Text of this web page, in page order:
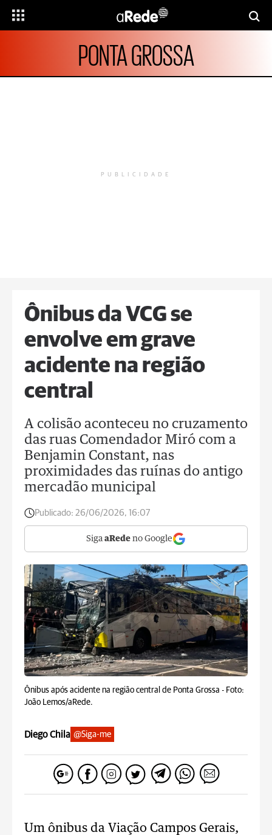
PONTA GROSSA
PUBLICIDADE
Ônibus da VCG se
envolve em grave
acidente na região
central
A colisão aconteceu no cruzamento
das ruas Comendador Miró com a
Benjamin Constant, nas
proximidades das ruínas do antigo
mercadão municipal
Publicado: 26/06/2026, 16:07
Siga aRede no Google
Ônibus após acidente na região central de Ponta Grossa - Foto:
João Lemos/aRede.
Diego Chila @Siga-me
Um ônibus da Viação Campos Gerais,